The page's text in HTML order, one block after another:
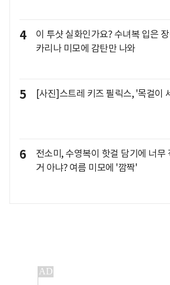
4
이 투샷 실화인가요? 수녀복 입은
카리나 미모에 감탄만 나와
5 [사진]스트레 키즈 필릭스, '목걸이
6
전소미, 수영복이 핫걸 담기에 너무
거 아냐? 여름 미모에 '깜짝'